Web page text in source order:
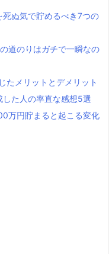
死ぬ気で貯めるべき7つの
道のりはガチで一瞬なの
たメリットとデメリット
した人の率直な感想5選
万円貯まると起こる変化